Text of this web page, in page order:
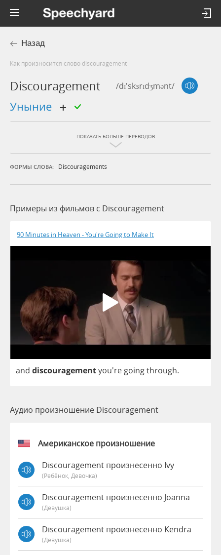
Назад
Как произносится слово discouragement
Discouragement /dɪ'skɜrɪdʒmənt/
уныние
ПОКАЗАТЬ БОЛЬШЕ ПЕРЕВОДОВ
ФОРМЫ СЛОВА: Discouragements
Примеры из фильмов c Discouragement
90 Minutes in Heaven - You're Going to Make It
and discouragementyou're goingthrough.
Аудио произношение Discouragement
Американское произношение
Discouragement произнесенно Ivy
(Ребёнок, Девочка)
Discouragement произнесенно Joanna
(девушка)
Discouragement произнесенно Kendra
(девушка)